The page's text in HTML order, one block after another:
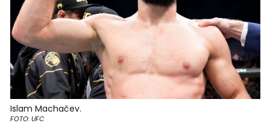
Islam Machačev.
FOTO: UFC